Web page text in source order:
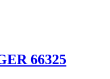
66325